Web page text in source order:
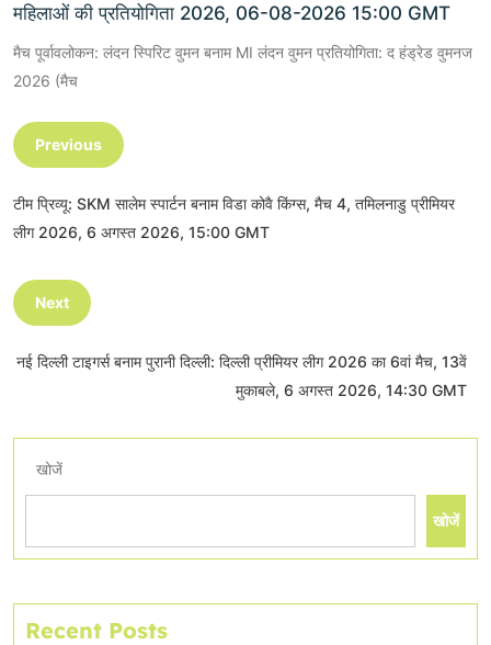
महिलाओं की प्रतियोगिता 2026, 06-08-2026 15:00 GMT
मैच पूर्वावलोकन: लंदन स्पिरिट वुमन बनाम MI लंदन वुमन प्रतियोगिता: द हंड्रेड वुमनज
2026 (मैच
Previous
टीम प्रिव्यू: SKM सालेम स्पार्टन बनाम विडा कोवै किंग्स, मैच 4, तमिलनाडु प्रीमियर
लीग 2026, 6 अगस्त 2026, 15:00 GMT
Next
नई दिल्ली टाइगर्स बनाम पुरानी दिल्ली: दिल्ली प्रीमियर लीग 2026 का 6वां मैच, 13वें
मुकाबले, 6 अगस्त 2026, 14:30 GMT
खोजें
खोजें
Recent Posts